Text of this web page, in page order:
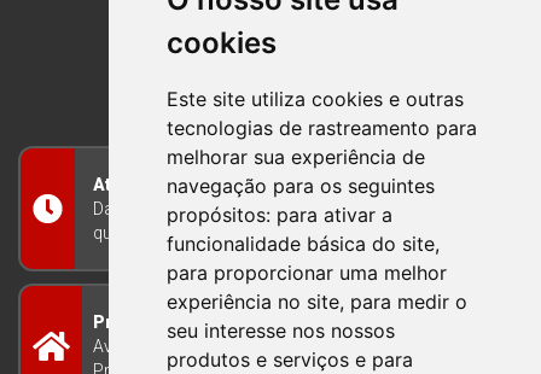
cookies
Este site utiliza cookies e outras
tecnologias de rastreamento para
melhorar sua experiência de
navegação para os seguintes
propósitos: para ativar a
funcionalidade básica do site,
para proporcionar uma melhor
experiência no site, para medir o
seu interesse nos nossos
produtos e serviços e para
BOM PRINCIPIO
RIO GRANDE DO SUL
Atendimento
Das 8h às 12h e das 13h às 17h30, de segunda a
quinta-feira, e nas sextas-feiras das 7h às 13h
Prefeitura Municipal
Avenida Guilherme Winter 65 - Centro Bom